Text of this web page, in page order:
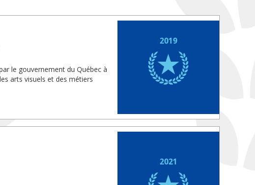
le gouvernement du Québec à
arts visuels et des métiers
2019
2021